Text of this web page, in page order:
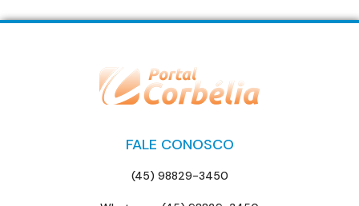
FALE CONOSCO
(45) 98829-3450